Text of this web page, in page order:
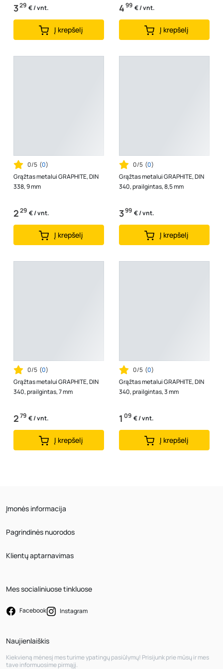
329 € / vnt.
Į krepšelį
499 € / vnt.
Į krepšelį
0/5 (0)
Grąžtas metalui GRAPHITE, DIN
338, 9 mm
229 € / vnt.
Į krepšelį
0/5 (0)
Grąžtas metalui GRAPHITE, DIN
340, prailgintas, 8,5 mm
399 € / vnt.
Į krepšelį
0/5 (0)
Grąžtas metalui GRAPHITE, DIN
340, prailgintas, 7 mm
279 € / vnt.
Į krepšelį
0/5 (0)
Grąžtas metalui GRAPHITE, DIN
340, prailgintas, 3 mm
1 09 € / vnt.
Į krepšelį
Įmonės informacija
Pagrindinės nuorodos
Klientų aptarnavimas
Mes socialiniuose tinkluose
Facebook Instagram
Naujienlaiškis
Kiekvieną mėnesį mes turime ypatingų pasiūlymų! Prisijunk prie mūsų ir mes
tave informuosime pirmąjį.